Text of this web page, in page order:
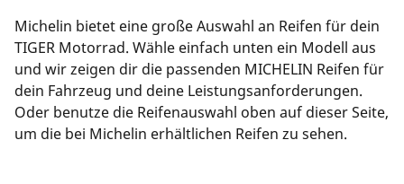
Michelin bietet eine große Auswahl an Reifen für dein
TIGER Motorrad. Wähle einfach unten ein Modell aus
und wir zeigen dir die passenden MICHELIN Reifen für
dein Fahrzeug und deine Leistungsanforderungen.
Oder benutze die Reifenauswahl oben auf dieser Seite,
um die bei Michelin erhältlichen Reifen zu sehen.